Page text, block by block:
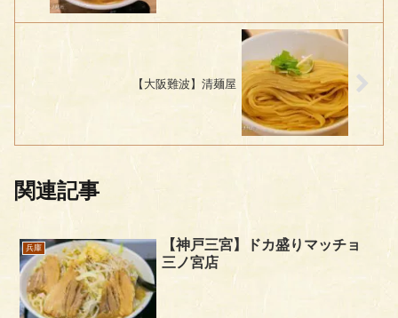
【大阪難波】清麺屋
関連記事
兵庫
【神戸三宮】ドカ盛りマッチョ
三ノ宮店